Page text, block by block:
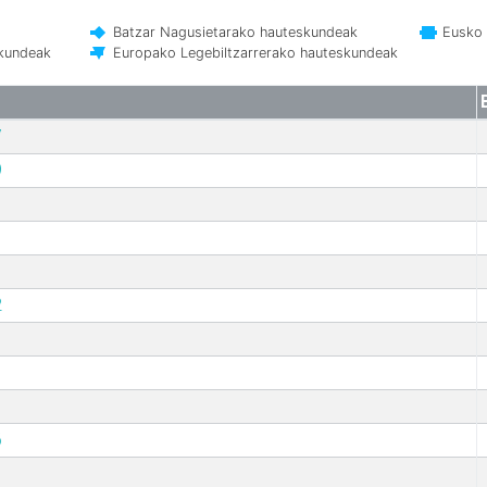
Batzar Nagusietarako hauteskundeak
Europako Legebiltzarrerako hauteskundeak